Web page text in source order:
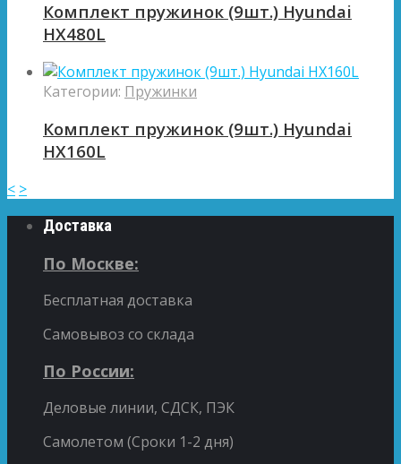
Комплект пружинок (9шт.) Hyundai
HX480L
Категории: Пружинки
Комплект пружинок (9шт.) Hyundai
HX160L
< >
Доставка
По Москве:
Бесплатная доставка
Самовывоз со склада
По России:
Деловые линии, СДСК, ПЭК
Самолетом (Сроки 1-2 дня)